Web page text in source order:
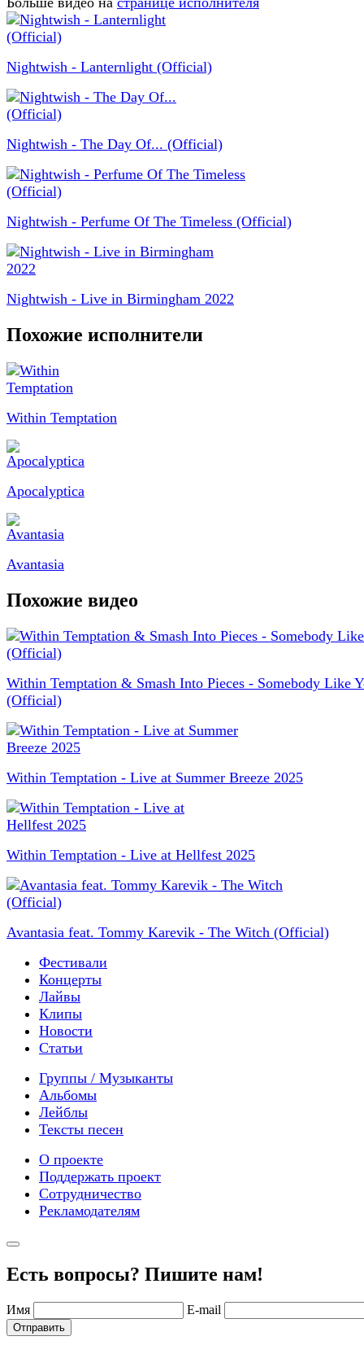
Nightwish - Lanternlight (Official)
Nightwish - The Day Of... (Official)
Nightwish - Perfume Of The Timeless (Official)
Nightwish - Live in Birmingham 2022
Похожие исполнители
Within Temptation
Apocalyptica
Avantasia
Похожие видео
Within Temptation & Smash Into Pieces - Somebody Like
(Official)
Within Temptation - Live at Summer Breeze 2025
Within Temptation - Live at Hellfest 2025
Avantasia feat. Tommy Karevik - The Witch (Official)
Фестивали
Концерты
Лайвы
Клипы
Новости
Статьи
Группы / Музыканты
Альбомы
Лейблы
Тексты песен
О проекте
Поддержать проект
Сотрудничество
Рекламодателям
Есть вопросы? Пишите нам!
Имя E-mail